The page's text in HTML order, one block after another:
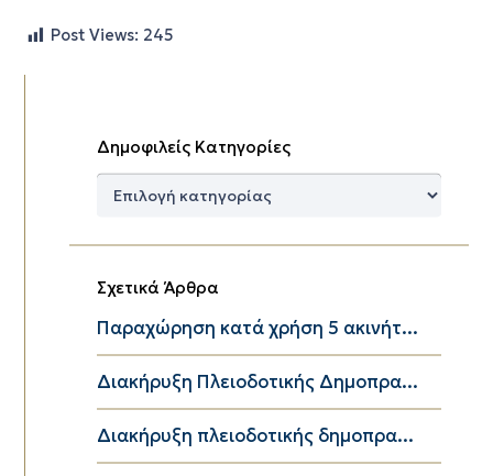
Post Views: 245
Δημοφιλείς Κατηγορίες
Δημοφιλείς
Σχετικά Άρθρα
Παραχώρηση κατά χρήση 5 ακινήτ...
Διακήρυξη Πλειοδοτικής Δημοπρα...
Διακήρυξη πλειοδοτικής δημοπρα...